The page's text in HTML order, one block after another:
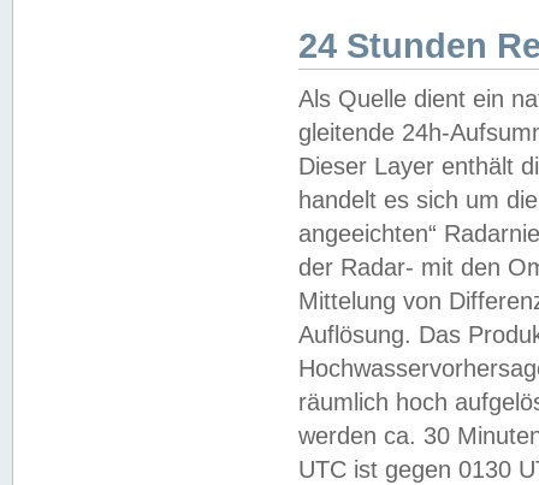
24 Stunden
Als Quelle dient ein
gleitende 24h-
Dieser Layer enthält
handelt es sich um
angeeichten“
der Radar- mit den
Mittelung von
Auflösung. Das
räumlich hoch
werden ca. 30
UTC ist gegen 0130